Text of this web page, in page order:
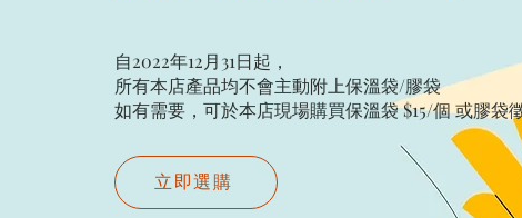
自2022年12月31日起，
所有本店產品均不會主動附上保溫袋/膠袋​
如有需要，可於本店現場購買保溫袋 $15/個​ 或膠袋
立即選購